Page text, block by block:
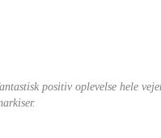
positiv oplevelse hele